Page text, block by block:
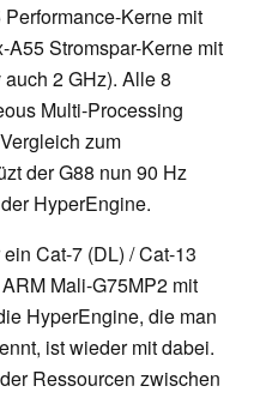
Kerne mit
Stromspar-Kerne mit
2 GHz). Alle 8
Multi-Processing
zum
der G88 nun 90 Hz
HyperEngine.
Cat-7 (DL) / Cat-13
Mali-G75MP2 mit
HyperEngine, die man
ist wieder mit dabei.
Ressourcen zwischen